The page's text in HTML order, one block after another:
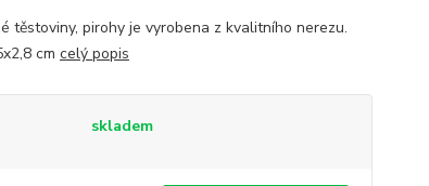
těstoviny, pirohy je vyrobena z kvalitního nerezu.
cm celý popis
skladem